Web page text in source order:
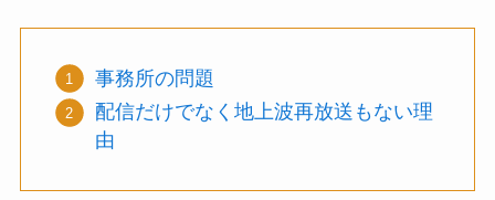
事務所の問題
配信だけでなく地上波再放送もない理
由